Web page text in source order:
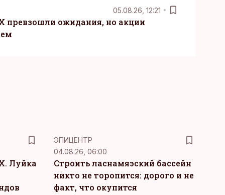
05.08.26, 12:21
превзошли ожидания, но акции
Луйка
ЭПИЦЕНТР
04.08.26, 06:00
Строить ласнамяэский бассейн
никто не торопится: дорого и не
факт, что окупится